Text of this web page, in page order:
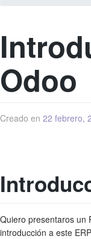
Odoo
Creado en 22 febrero,
Quiero presentaros un
introducción a este